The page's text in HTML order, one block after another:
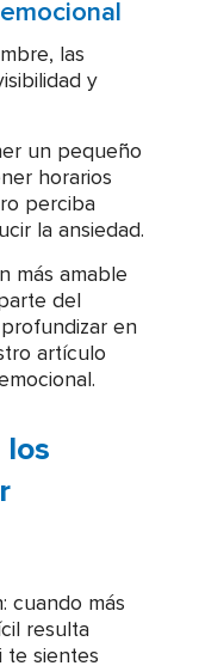
las
y
un pequeño
horarios
perciba
la ansiedad.
más amable
del
en
artículo
los
cuando más
resulta
te sientes